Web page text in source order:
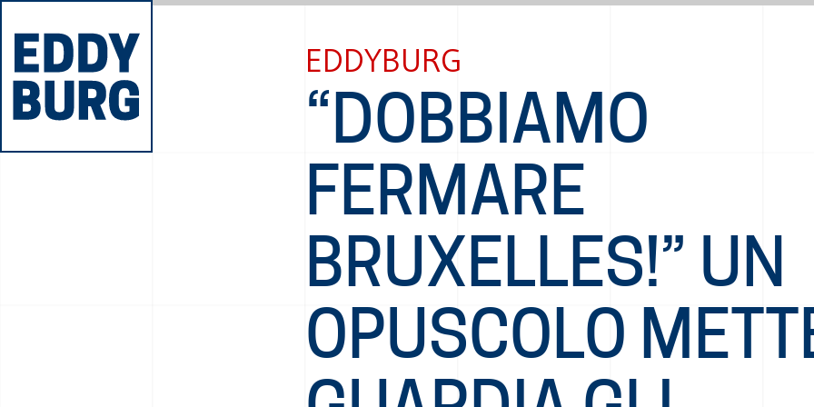
EDDYBURG
“DOBBIAMO
FERMARE
BRUXELLES!” UN
OPUSCOLO